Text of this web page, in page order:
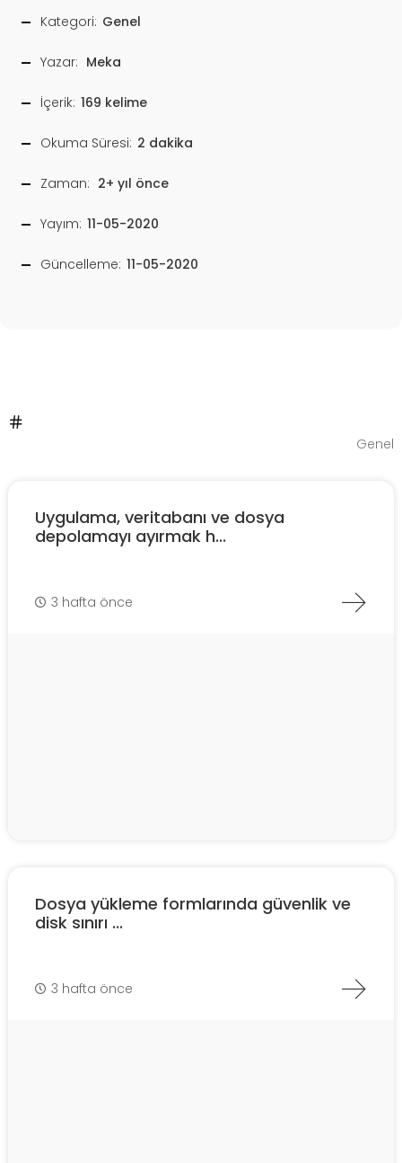
Kategori: Genel
Yazar: Meka
İçerik: 169 kelime
Okuma Süresi: 2 dakika
Zaman: 2+ yıl önce
Yayım: 11-05-2020
Güncelleme: 11-05-2020
Genel
Uygulama, veritabanı ve dosya
depolamayı ayırmak h...
3 hafta önce
Dosya yükleme formlarında güvenlik ve
disk sınırı ...
3 hafta önce